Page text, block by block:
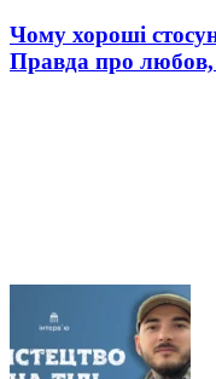
Чому хороші
Правда про любов,